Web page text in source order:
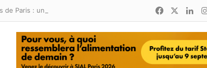
Facebook